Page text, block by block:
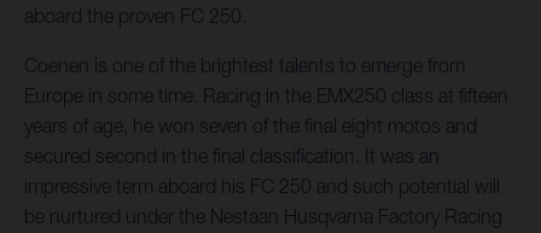
aboard the proven FC 250.
Coenen is one of the brightest talents to emerge from
Europe in some time. Racing in the EMX250 class at fifteen
years of age, he won seven of the final eight motos and
secured second in the final classification. It was an
impressive term aboard his FC 250 and such potential will
be nurtured under the Nestaan Husqvarna Factory Racing